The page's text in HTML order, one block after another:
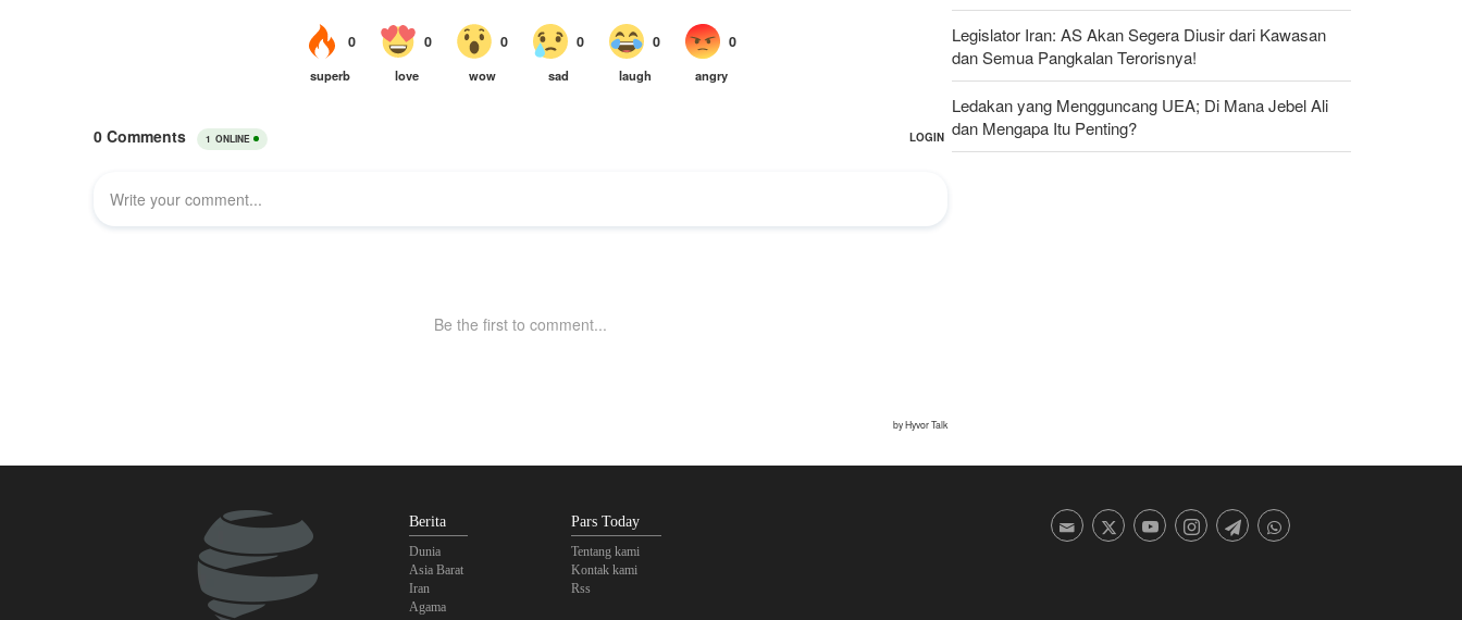
Legislator Iran: AS Akan Segera Diusir dari Kawasan
dan Semua Pangkalan Terorisnya!
Ledakan yang Mengguncang UEA; Di Mana Jebel Ali
dan Mengapa Itu Penting?
Berita
Dunia
Asia Barat
Iran
Agama
Pars Today
Tentang kami
Kontak kami
Rss